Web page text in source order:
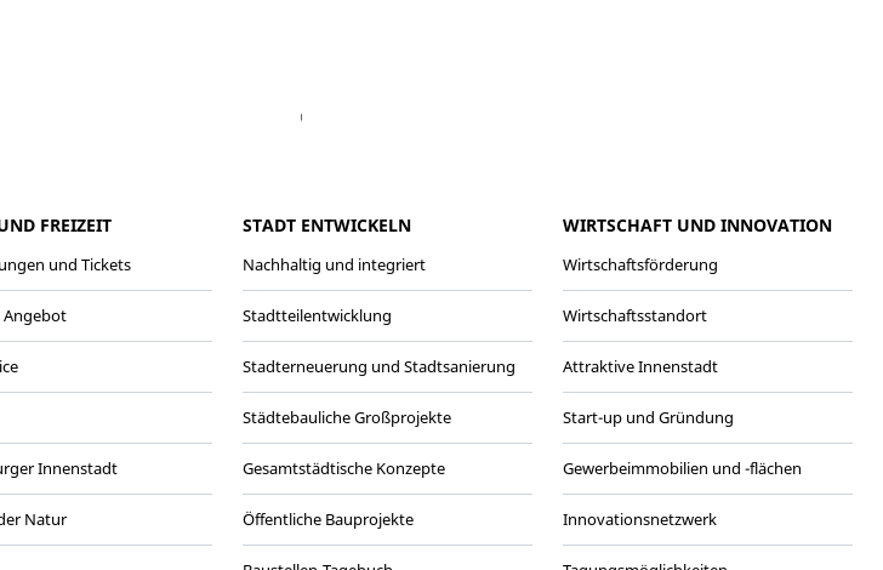
LinkedIn
FREIZEIT
und Tickets
Angebot
Innenstadt
Natur
STADT ENTWICKELN
Nachhaltig und integriert
Stadtteilentwicklung
Stadterneuerung und Stadtsanierung
Städtebauliche Großprojekte
Gesamtstädtische Konzepte
Öffentliche Bauprojekte
WIRTSCHAFT UND INNOVATION
Wirtschaftsförderung
Wirtschaftsstandort
Attraktive Innenstadt
Start-up und Gründung
Gewerbeimmobilien und -flächen
Innovationsnetzwerk